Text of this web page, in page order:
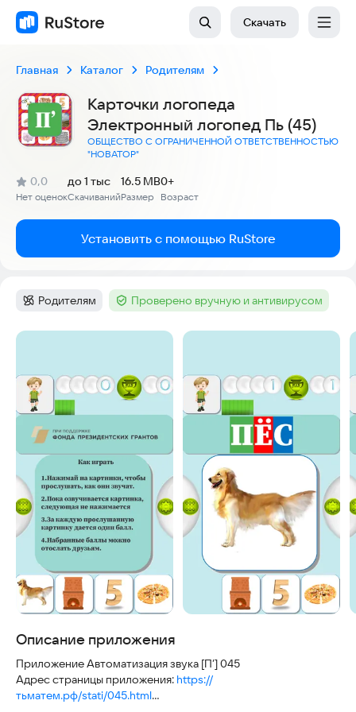
Скачать
Главная Каталог Родителям
Карточки логопеда
Электронный логопед Пь (45)
ОБЩЕСТВО С ОГРАНИЧЕННОЙ ОТВЕТСТВЕННОСТЬЮ
"НОВАТОР"
Рейтинг:
0,0
(
Нет оценок
)
Скачиваний
до 1 тыс
Размер
16.5 MB
Возраст
0+
Установить с помощью RuStore
Категория:
Родителям Тег :Проверено вручную и антивирусом
Скриншоты
Описание приложения
Приложение Автоматизация звука [П’] 045
Адрес страницы приложения: https://
тьматем.рф/stati/045.html